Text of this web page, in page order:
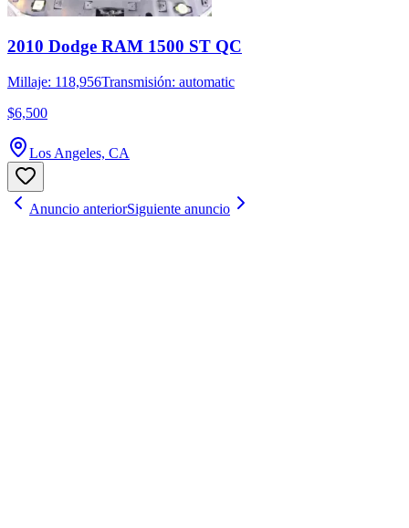
2010 Dodge RAM 1500 ST QC
Millaje: 118,956Transmisión: automatic
$6,500
Los Angeles, CA
Anuncio anteriorSiguiente anuncio